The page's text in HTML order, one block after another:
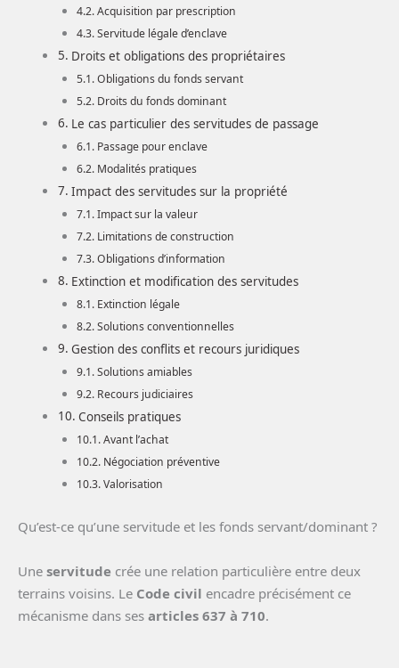
Acquisition par prescription
Servitude légale d’enclave
Droits et obligations des propriétaires
Obligations du fonds servant
Droits du fonds dominant
Le cas particulier des servitudes de passage
Passage pour enclave
Modalités pratiques
Impact des servitudes sur la propriété
Impact sur la valeur
Limitations de construction
Obligations d’information
Extinction et modification des servitudes
Extinction légale
Solutions conventionnelles
Gestion des conflits et recours juridiques
Solutions amiables
Recours judiciaires
Conseils pratiques
Avant l’achat
Négociation préventive
Valorisation
Qu’est-ce qu’une servitude et les fonds servant/dominant ?
Une servitude crée une relation particulière entre deux
terrains voisins. Le Code civil encadre précisément ce
mécanisme dans ses articles 637 à 710.